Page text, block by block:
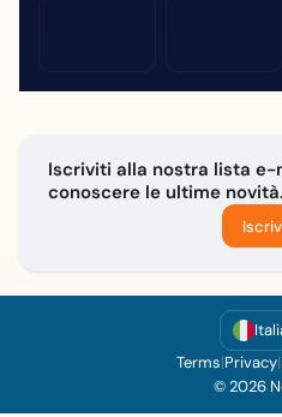
Iscriviti alla nostra lista e-
conoscere le ultime novità.
Terms|Privacy|
© 2026